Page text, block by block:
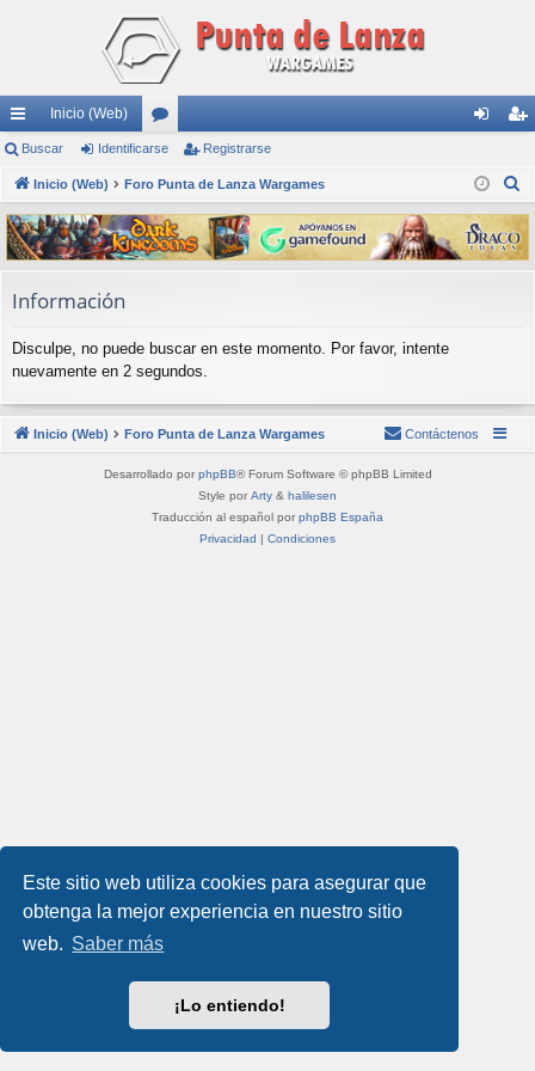
Este sitio web utiliza cookies para asegurar que
obtenga la mejor experiencia en nuestro sitio
web. Saber más
¡Lo entiendo!
nl
ac
es
rá
pi
s
Inicio (Web)
or
os nti
fic
ar
ist
ra
rs
Buscar Identificarse Registrarse
Inicio (Web) Foro Punta de Lanza Wargames
s
c
Información
Disculpe, no puede buscar en este momento. Por favor, intente
nuevamente en 2 segundos.
Inicio (Web) Foro Punta de Lanza Wargames Contáctenos
Desarrollado por phpBB® Forum Software © phpBB Limited
Style por Arty & halilesen
Traducción al español por phpBB España
Privacidad | Condiciones